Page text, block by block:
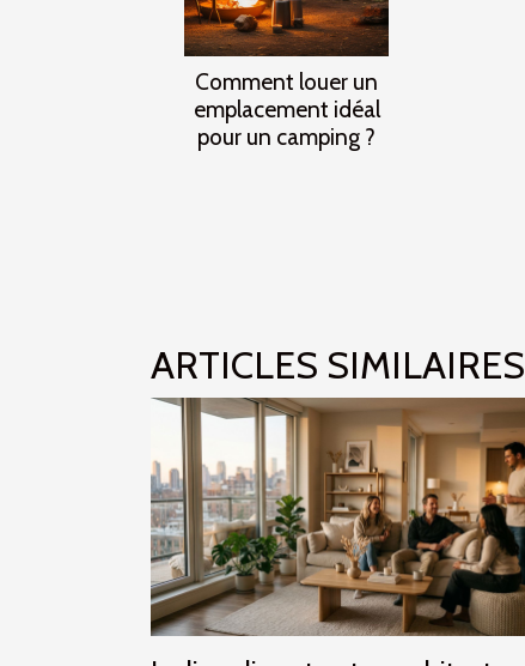
Comment louer un
emplacement idéal
pour un camping ?
ARTICLES SIMILAIRES